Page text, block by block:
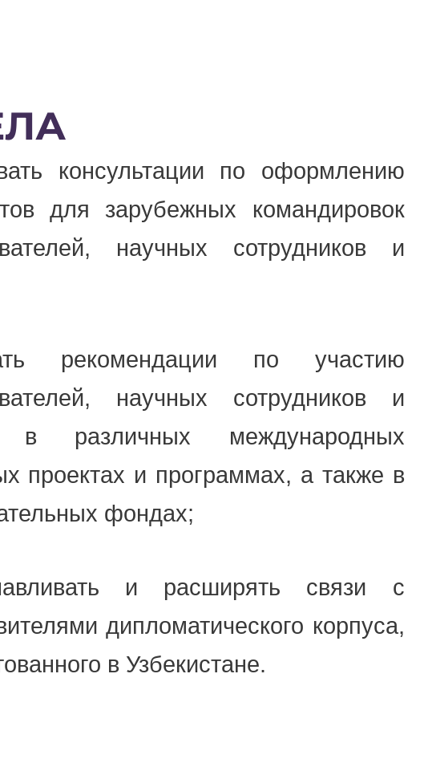
консультации по оформлению
для зарубежных командировок
научных сотрудников и
рекомендации по участию
научных сотрудников и
в различных международных
проектах и программах, а также в
фондах;
и расширять связи с
дипломатического корпуса,
в Узбекистане.